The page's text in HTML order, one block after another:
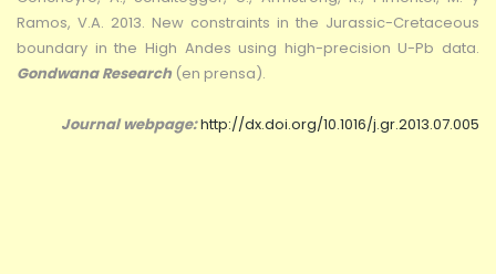
Ramos, V.A. 2013. New constraints in the Jurassic-Cretaceous
boundary in the High Andes using high-precision U-Pb data.
Gondwana Research (en prensa).
Journal webpage:http://dx.doi.org/10.1016/j.gr.2013.07.005